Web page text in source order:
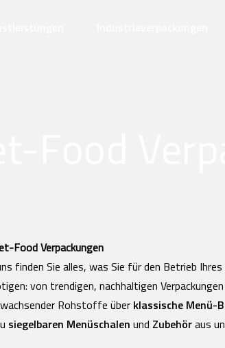
Food Verpackungen
finden Sie alles, was Sie für den Betrieb Ihres
von trendigen, nachhaltigen
Rohstoffe über klassische Menü-
siegelbaren Menüschalen und Zubehör aus